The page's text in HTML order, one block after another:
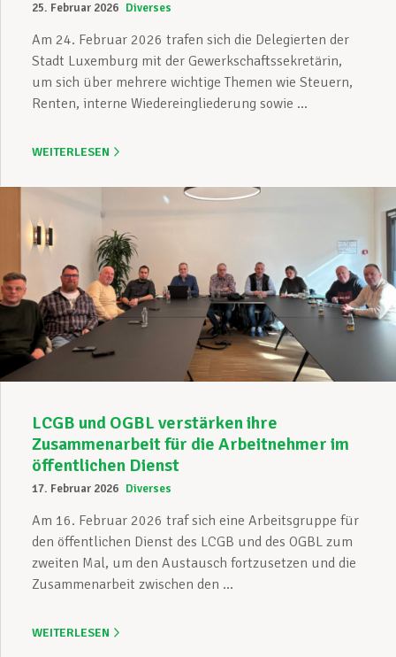
25. Februar 2026 Diverses
Am 24. Februar 2026 trafen sich die Delegierten der
Stadt Luxemburg mit der Gewerkschaftssekretärin,
um sich über mehrere wichtige Themen wie Steuern,
Renten, interne Wiedereingliederung sowie ...
WEITERLESEN
LCGB und OGBL verstärken ihre
Zusammenarbeit für die Arbeitnehmer im
öffentlichen Dienst
17. Februar 2026 Diverses
Am 16. Februar 2026 traf sich eine Arbeitsgruppe für
den öffentlichen Dienst des LCGB und des OGBL zum
zweiten Mal, um den Austausch fortzusetzen und die
Zusammenarbeit zwischen den ...
WEITERLESEN